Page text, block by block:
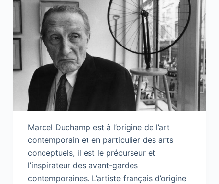
Marcel Duchamp est à l’origine de l’art
contemporain et en particulier des arts
conceptuels, il est le précurseur et
l’inspirateur des avant-gardes
contemporaines. L’artiste français d’origine